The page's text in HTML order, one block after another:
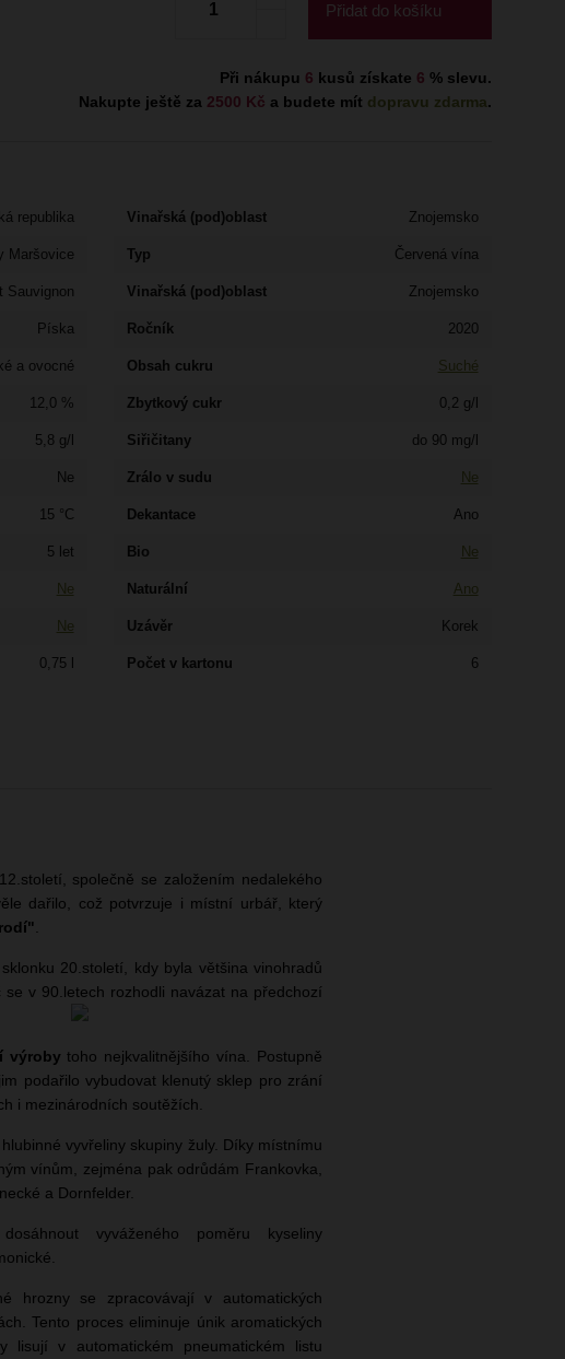
Přidat do košíku
Při nákupu 6 kusů získate 6 % slevu.
Nakupte ještě za 2500 Kč a budete mít dopravu zdarma.
republika Vinařská (pod)oblast Znojemsko
Maršovice Typ Červená vína
Sauvignon Vinařská (pod)oblast Znojemsko
Píska Ročník 2020
a ovocné Obsah cukru Suché
12,0 % Zbytkový cukr 0,2 g/l
5,8 g/l Siřičitany do 90 mg/l
Ne Zrálo v sudu Ne
15 °C Dekantace Ano
5 let Bio Ne
Ne Naturální Ano
Ne Uzávěr Korek
0,75 l Počet v kartonu 6
společně se založením nedalekého
dařilo, což potvrzuje i místní urbář, který
20.století, kdy byla většina vinohradů
v 90.letech rozhodli navázat na předchozí
výrobytoho nejkvalitnějšího vína. Postupně
podařilo vybudovat klenutý sklep pro zrání
i mezinárodních soutěžích.
vyvřeliny skupiny žuly. Díky místnímu
vínům, zejména pak odrůdám Frankovka,
a Dornfelder.
vyváženého poměru kyseliny
hrozny se zpracovávají v automatických
Tento proces eliminuje únik aromatických
lisují v automatickém pneumatickém listu